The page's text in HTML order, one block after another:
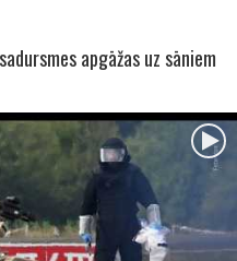
apgāžas uz sāniem